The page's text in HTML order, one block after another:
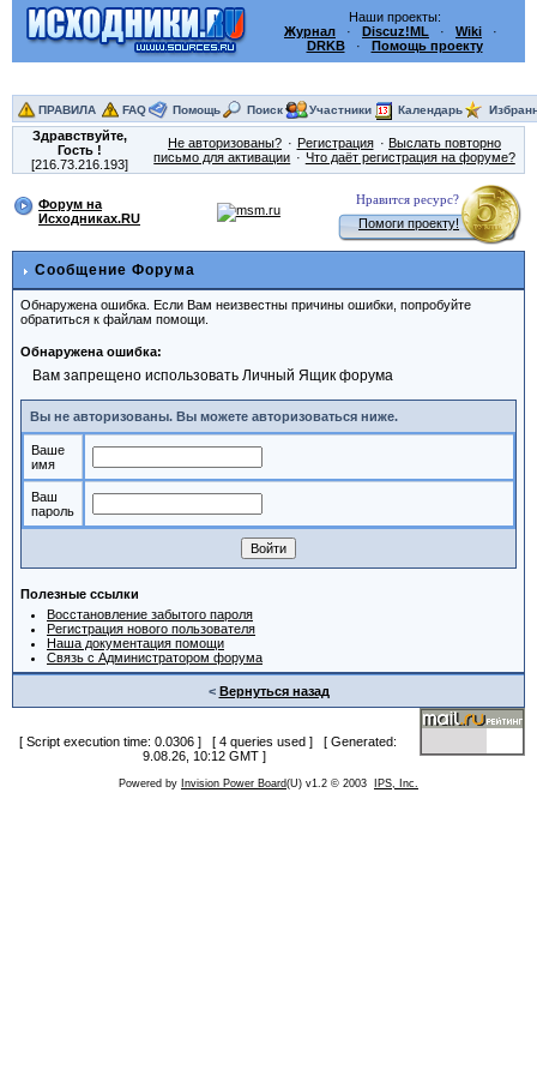
Наши проекты:
Журнал · Discuz!ML · Wiki ·
DRKB· Помощь проекту
ПРАВИЛА FAQ Помощь Поиск Участники Календарь
Здравствуйте,
Гость!
[216.73.216.193]
Не авторизованы? Регистрация
Выслать повторно
письмо для активации
Что даёт регистрация на форуме?
Форум на
Исходниках.RU
Нравится ресурс?
Помоги проекту!
Сообщение Форума
Обнаружена ошибка. Если Вам неизвестны причины ошибки, попробуйте
обратиться к файлам помощи.
Обнаружена ошибка:
Вам запрещено использовать Личный Ящик форума
Вы не авторизованы. Вы можете авторизоваться ниже.
Ваше
имя
Ваш
пароль
Полезные ссылки
Восстановление забытого пароля
Регистрация нового пользователя
Наша документация помощи
Связь с Администратором форума
< Вернуться назад
[ Script execution time: 0.0306 ] [ 4 queries used ] [ Generated:
9.08.26, 10:12 GMT ]
Powered by Invision Power Board(U) v1.2 © 2003 IPS, Inc.